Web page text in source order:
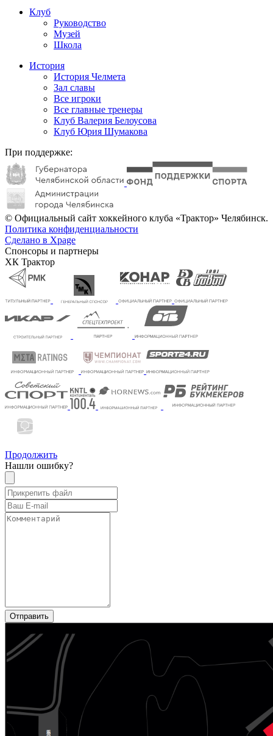
Клуб
Руководство
Музей
Школа
История
История Челмета
Зал славы
Все игроки
Все главные тренеры
Клуб Валерия Белоусова
Клуб Юрия Шумакова
При поддержке:
© Официальный сайт хоккейного клуба «Трактор» Челябинск.
Политика конфиденциальности
Сделано в Xpage
Спонсоры и партнеры
ХК Трактор
Продолжить
Нашли ошибку?